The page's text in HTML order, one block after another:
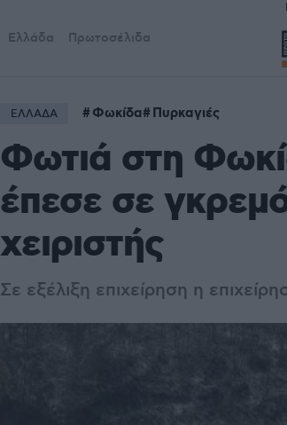
Ελλάδα Πρωτοσέλιδα
ΕΛΛΑΔΑ Φωκίδα Πυρκαγιές
Φωτιά στη
έπεσε σε
χειριστής
Σε εξέλιξη επιχείρηση η